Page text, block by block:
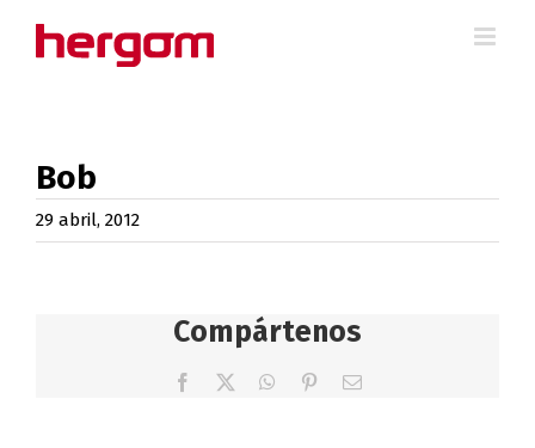
Bob
29 abril, 2012
Compártenos
Facebook WhatsApp
PinterestCorreo